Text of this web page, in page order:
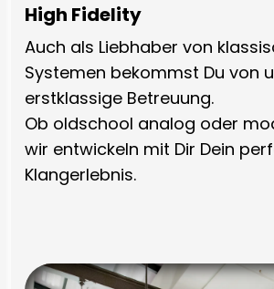
High Fidelity
Auch als Liebhaber von
Systemen bekommst Du von
erstklassige Betreuung.
Ob oldschool analog oder
wir entwickeln mit Dir Dein
Klangerlebnis.